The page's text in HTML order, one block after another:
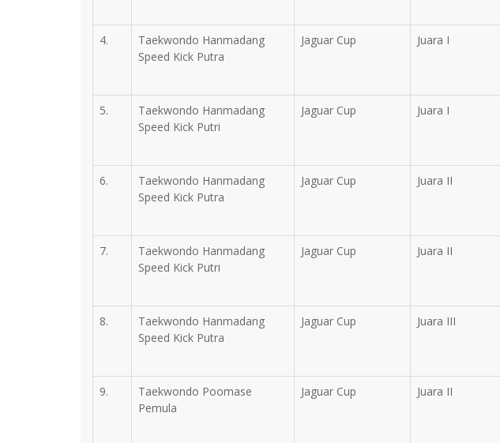
4.
Taekwondo Hanmadang
Speed Kick Putra
Jaguar Cup Juara I
5.
Taekwondo Hanmadang
Speed Kick Putri
Jaguar Cup Juara I
6.
Taekwondo Hanmadang
Speed Kick Putra
Jaguar Cup Juara II
7.
Taekwondo Hanmadang
Speed Kick Putri
Jaguar Cup Juara II
8.
Taekwondo Hanmadang
Speed Kick Putra
Jaguar Cup Juara III
9.
Taekwondo Poomase
Pemula
Jaguar Cup Juara II